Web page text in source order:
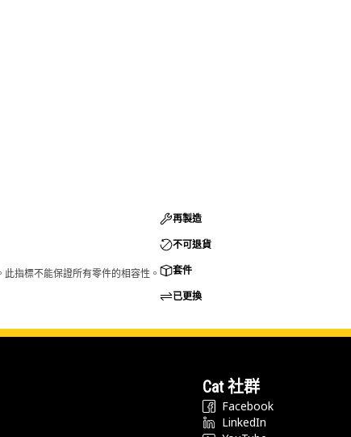
指標不能保證所有零件的相容性。
再製造
不可退貨
套件
已更換
Cat 社群
Facebook
LinkedIn